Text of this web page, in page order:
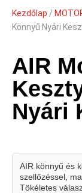
Kezdőlap /
Könnyű Nyári
AIR
Nyári
AIR könnyű és
szellőzéssel,
Tökéletes